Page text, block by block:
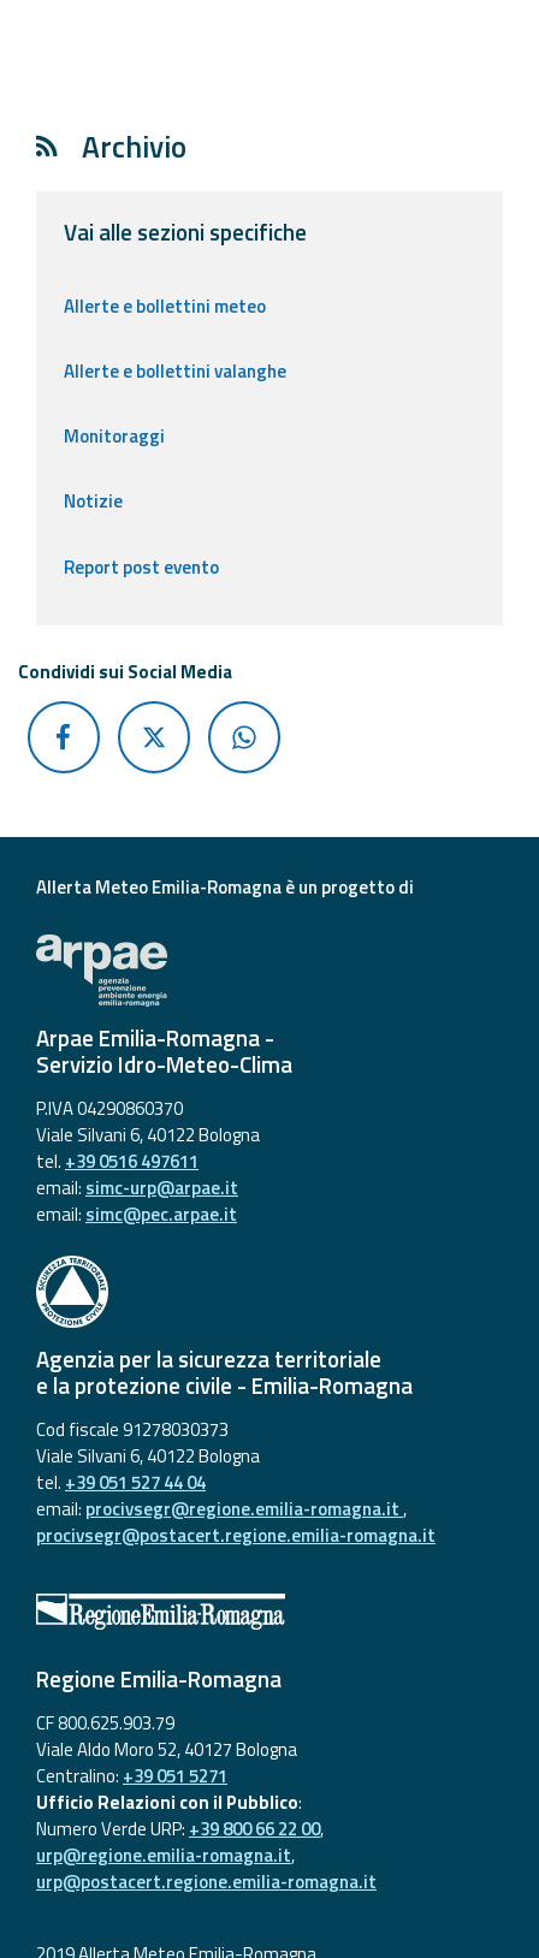
Il progetto
Emilia-
Contatti
Archivio
Vai alle sezioni specifiche
Allerte e bollettini meteo
Allerte e bollettini valanghe
Monitoraggi
Notizie
Report post evento
Condividi sui Social Media
Allerta Meteo Emilia-Romagna è un progetto di
Arpae Emilia-Romagna -
Servizio Idro-Meteo-Clima
P.IVA 04290860370
Viale Silvani 6, 40122 Bologna
tel. +39 0516 497611
email: simc-urp@arpae.it
email: simc@pec.arpae.it
Agenzia per la sicurezza territoriale
e la protezione civile - Emilia-Romagna
Cod fiscale 91278030373
Viale Silvani 6, 40122 Bologna
tel. +39 051 527 44 04
email: procivsegr@regione.emilia-romagna.it,
procivsegr@postacert.regione.emilia-romagna.it
Regione Emilia-Romagna
CF 800.625.903.79
Viale Aldo Moro 52, 40127 Bologna
Centralino: +39 051 5271
Ufficio Relazioni con il Pubblico:
Numero Verde URP: +39 800 66 22 00,
urp@regione.emilia-romagna.it,
urp@postacert.regione.emilia-romagna.it